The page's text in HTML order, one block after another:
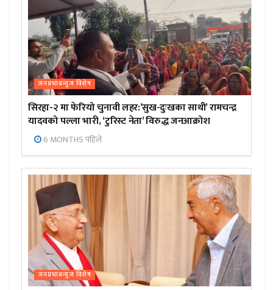
जनप्रभाबन्युज विशेष
सिरहा-२ मा फेरियो चुनावी लहर:’सुख-दुःखका साथी’ रामचन्द्र
यादवको पल्ला भारी, ‘टुरिस्ट नेता’ विरुद्ध जनआक्रोश
6 MONTHS पहिले
जनप्रभाबन्युज विशेष